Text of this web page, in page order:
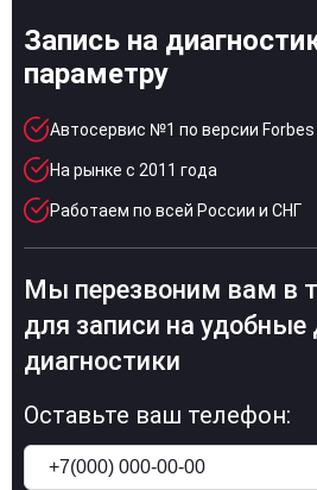
Запись на
параметру
Автосервис №1 по версии Forbes
На рынке с 2011 года
Работаем по всей России и СНГ
Мы перезвоним вам в
для записи на удобные
диагностики
Оставьте ваш телефон: